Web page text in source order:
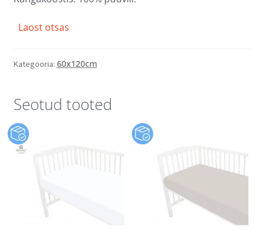
Laost otsas
Kategooria: 60x120cm
Seotud tooted